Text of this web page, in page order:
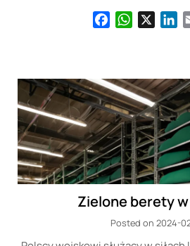
FacebookWhatsApp
Zielone berety
Posted on 2024-